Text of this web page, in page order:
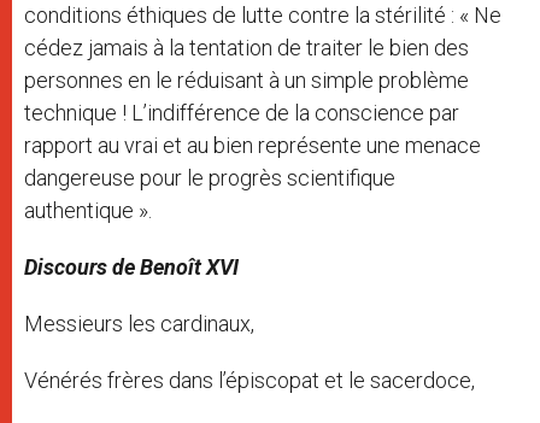
conditions éthiques de lutte contre la stérilité : « Ne
cédez jamais à la tentation de traiter le bien des
personnes en le réduisant à un simple problème
technique ! L’indifférence de la conscience par
rapport au vrai et au bien représente une menace
dangereuse pour le progrès scientifique
authentique ».
Discours de Benoît XVI
Messieurs les cardinaux,
Vénérés frères dans l’épiscopat et le sacerdoce,